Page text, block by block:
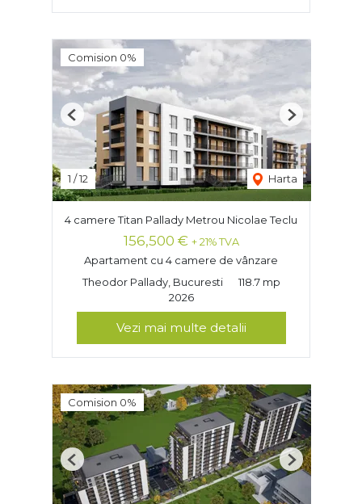
Comision 0%
1 /12 Harta
Previous Next
4 camere Titan Pallady Metrou Nicolae Teclu
156,500 € + 21% TVA
Apartament cu 4 camere de vânzare
Theodor Pallady, Bucuresti
118.7 mp
2026
Vezi mai multe detalii
Comision 0%
Previous Next